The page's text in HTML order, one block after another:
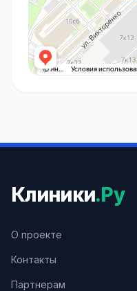
Клиники.Ру
О проекте
Контакты
Партнерам